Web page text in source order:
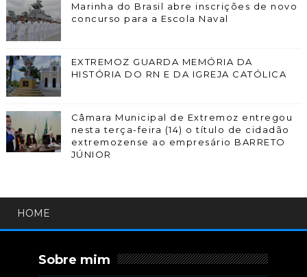
Marinha do Brasil abre inscrições de novo
concurso para a Escola Naval
EXTREMOZ GUARDA MEMÓRIA DA
HISTÓRIA DO RN E DA IGREJA CATÓLICA
Câmara Municipal de Extremoz entregou
nesta terça-feira (14) o título de cidadão
extremozense ao empresário BARRETO
JÚNIOR
HOME
Sobre mim